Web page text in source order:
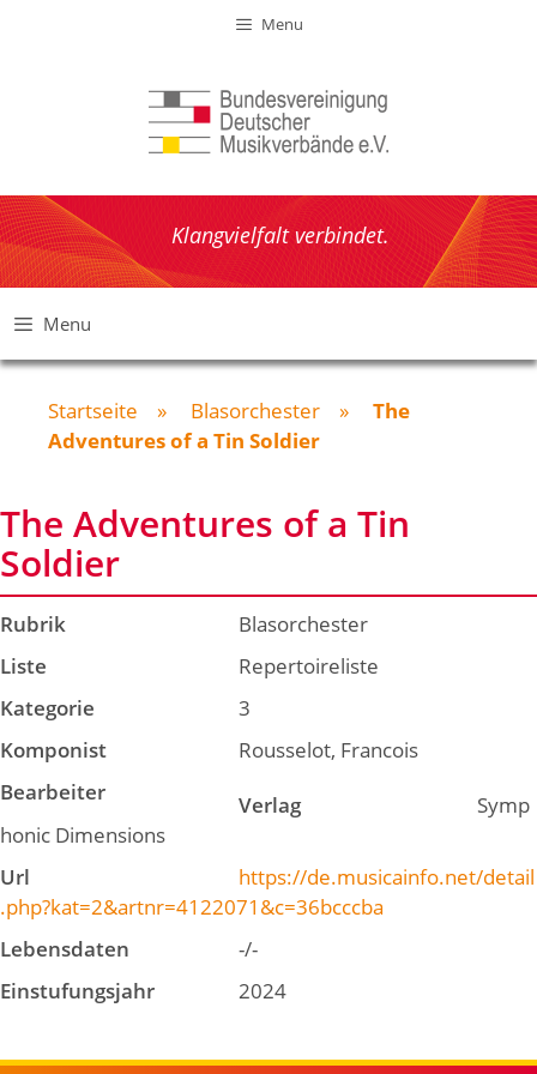
Menu
Klangvielfalt verbindet.
Menu
Startseite » Blasorchester » The
Adventures of a Tin Soldier
The Adventures of a Tin
Soldier
Rubrik
Blasorchester
Liste
Repertoireliste
Kategorie
3
Komponist
Rousselot, Francois
Bearbeiter
Verlag
Symp
honic Dimensions
Url
https://de.musicainfo.net/detail
.php?kat=2&artnr=4122071&c=36bcccba
Lebensdaten
-/-
Einstufungsjahr
2024